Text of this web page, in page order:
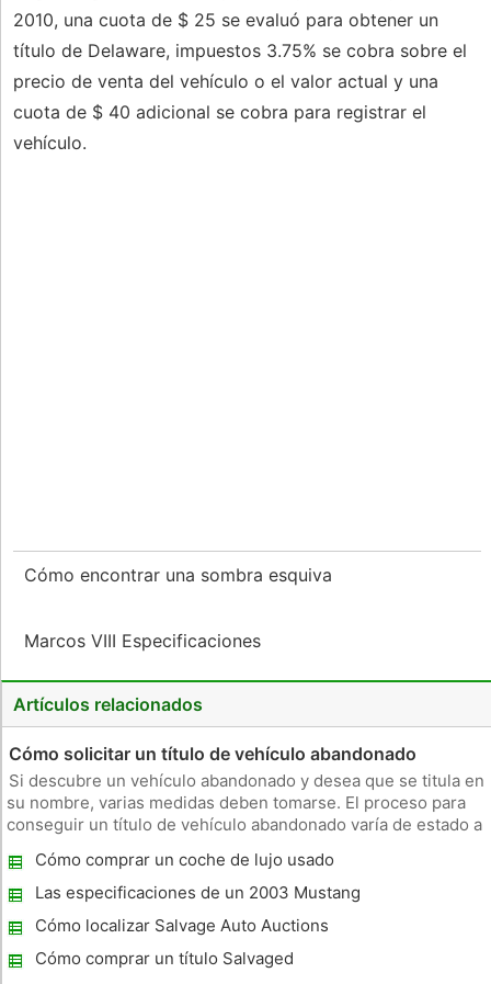
2010, una cuota de $ 25 se evaluó para obtener un
título de Delaware, impuestos 3.75% se cobra sobre el
precio de venta del vehículo o el valor actual y una
cuota de $ 40 adicional se cobra para registrar el
vehículo.
Cómo encontrar una sombra esquiva
Marcos VIII Especificaciones
Artículos relacionados
Cómo solicitar un título de vehículo abandonado
Si descubre un vehículo abandonado y desea que se titula en
su nombre, varias medidas deben tomarse. El proceso para
conseguir un título de vehículo abandonado varía de estado a
ya que el propietario original del coche todavía puede tene
Cómo comprar un coche de lujo usado
Las especificaciones de un 2003 Mustang
GT
Cómo localizar Salvage Auto Auctions
Cómo comprar un título Salvaged